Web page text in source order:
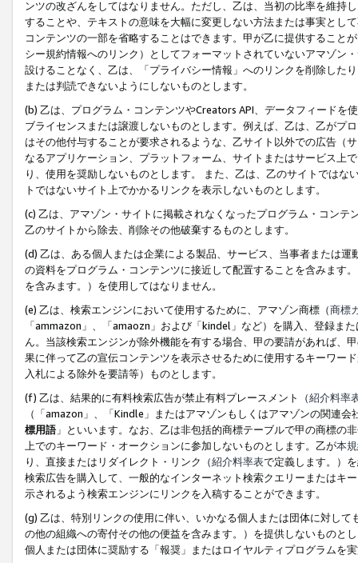
ンツの改ざんをしてはなりません。ただし、乙は、当初の比率を維持
することや、テキストの意味を大幅に変更しない方法または事実とし
コンテンツの一部を省略することはできます。甲が乙に提供すること
シー規約情報へのリンク）としてフォーマットされていないアマゾン
設けることなく、乙は、「プライバシー情報」へのリンクを削除した
または判読できないようにしないものとします。
(b) 乙は、プログラム・コンテンツやCreators API、データフィード
ブライセンスまたは譲渡しないものとします。例えば、乙は、乙がプ
はその他付与することが要求されるような、乙サイト以外での広告（
なるアプリケーション、プラットフォーム、サイトまたはサービス上
り、使用を奨励しないものとします。 また、乙は、乙のサイトでは
トではないサイト上でかかるリンクを表示しないものとします。
(c) 乙は、アマゾン・サイトに掲載されなくなったプログラム・コン
乙のサイトから除去、削除その他破棄するものとします。
(d) 乙は、ある個人または企業による製品、サービス、当事者または
の資料をプログラム・コンテンツに接近して配置することを含みます
を含みます。）を使用してはなりません。
(e) 乙は、検索エンジンにおいて使用するために、アマゾン商標（商標
「ammazon」、「amaozn」および「kindel」など）を購入、登録ま
ん。当該検索エンジンが除外機能を有する場合、甲の要請があれば、
果に伴って乙の宣伝コンテンツを表示させるために使用するキーワー
入札による除外を要請等）ものとします。
(f) 乙は、結果的に有料検索広告が禁止有料プレースメント（紹介料率
（「amazon」、「Kindle」またはアマゾンもしくはアマゾンの関連
標用語」といいます。なお、乙は非包括的商標テーブルで甲の商標の
上でのキーワード・オークションに参加しないものとします。乙が本
り、直接またはリダイレクト・リンク（紹介料率表で定義します。）
検索広告を購入して、一般的なインターネット検索クエリーまたはキ
示されるよう検索エンジンにリンクを入稿することができます。
(g) 乙は、特別リンクの使用に伴い、いかなる個人または団体に対し
の他の組織への寄付その他の便益を含みます。）を提供しないものと
個人または団体に奨励する「報奨」またはロイヤルティプログラムを